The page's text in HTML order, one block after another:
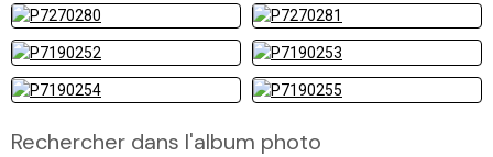
Rechercher dans l'album photo